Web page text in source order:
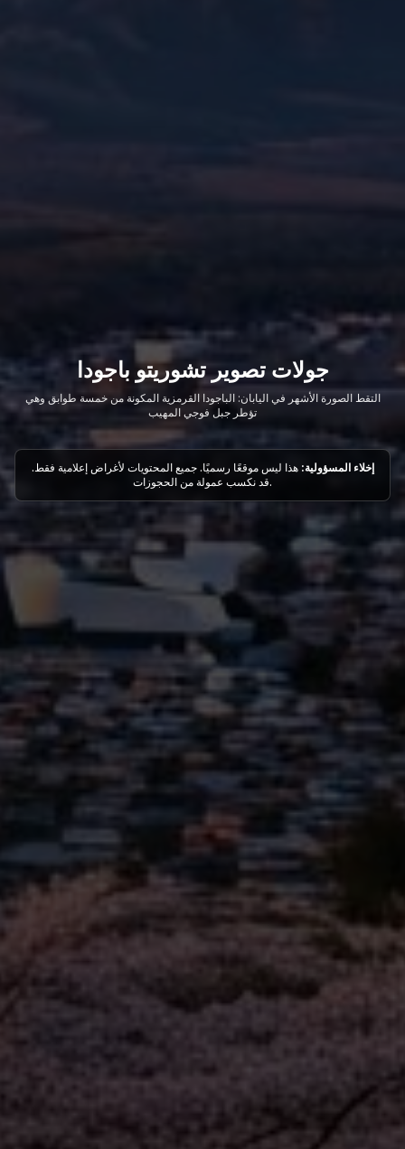
جولات تصوير تشوريتو باجودا
التقط الصورة الأشهر في اليابان: الباجودا القرمزية المكونة من خمسة طوابق وهي
تؤطر جبل فوجي المهيب
إخلاء المسؤولية: هذا ليس موقعًا رسميًا. جميع المحتويات لأغراض إعلامية فقط.
قد نكسب عمولة من الحجوزات.